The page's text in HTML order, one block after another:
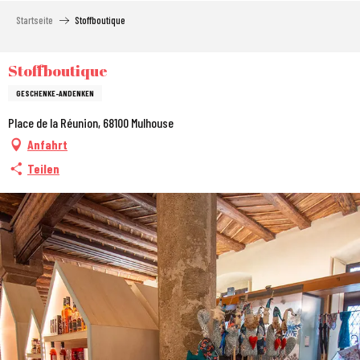
principal
Startseite Stoffboutique
Stoffboutique
GESCHENKE-ANDENKEN
Place de la Réunion, 68100 Mulhouse
Anfahrt
Teilen